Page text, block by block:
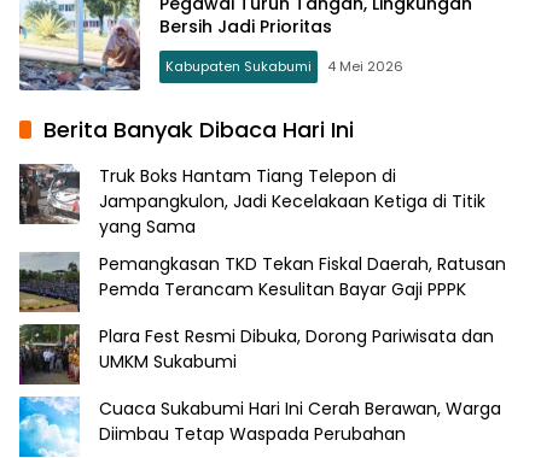
Bersih Jadi Prioritas
Kabupaten Sukabumi 4 Mei 2026
Berita Banyak Dibaca Hari Ini
Truk Boks Hantam Tiang Telepon di
Jampangkulon, Jadi Kecelakaan Ketiga di Titik
yang Sama
Pemangkasan TKD Tekan Fiskal Daerah, Ratusan
Pemda Terancam Kesulitan Bayar Gaji PPPK
Plara Fest Resmi Dibuka, Dorong Pariwisata dan
UMKM Sukabumi
Cuaca Sukabumi Hari Ini Cerah Berawan, Warga
Diimbau Tetap Waspada Perubahan